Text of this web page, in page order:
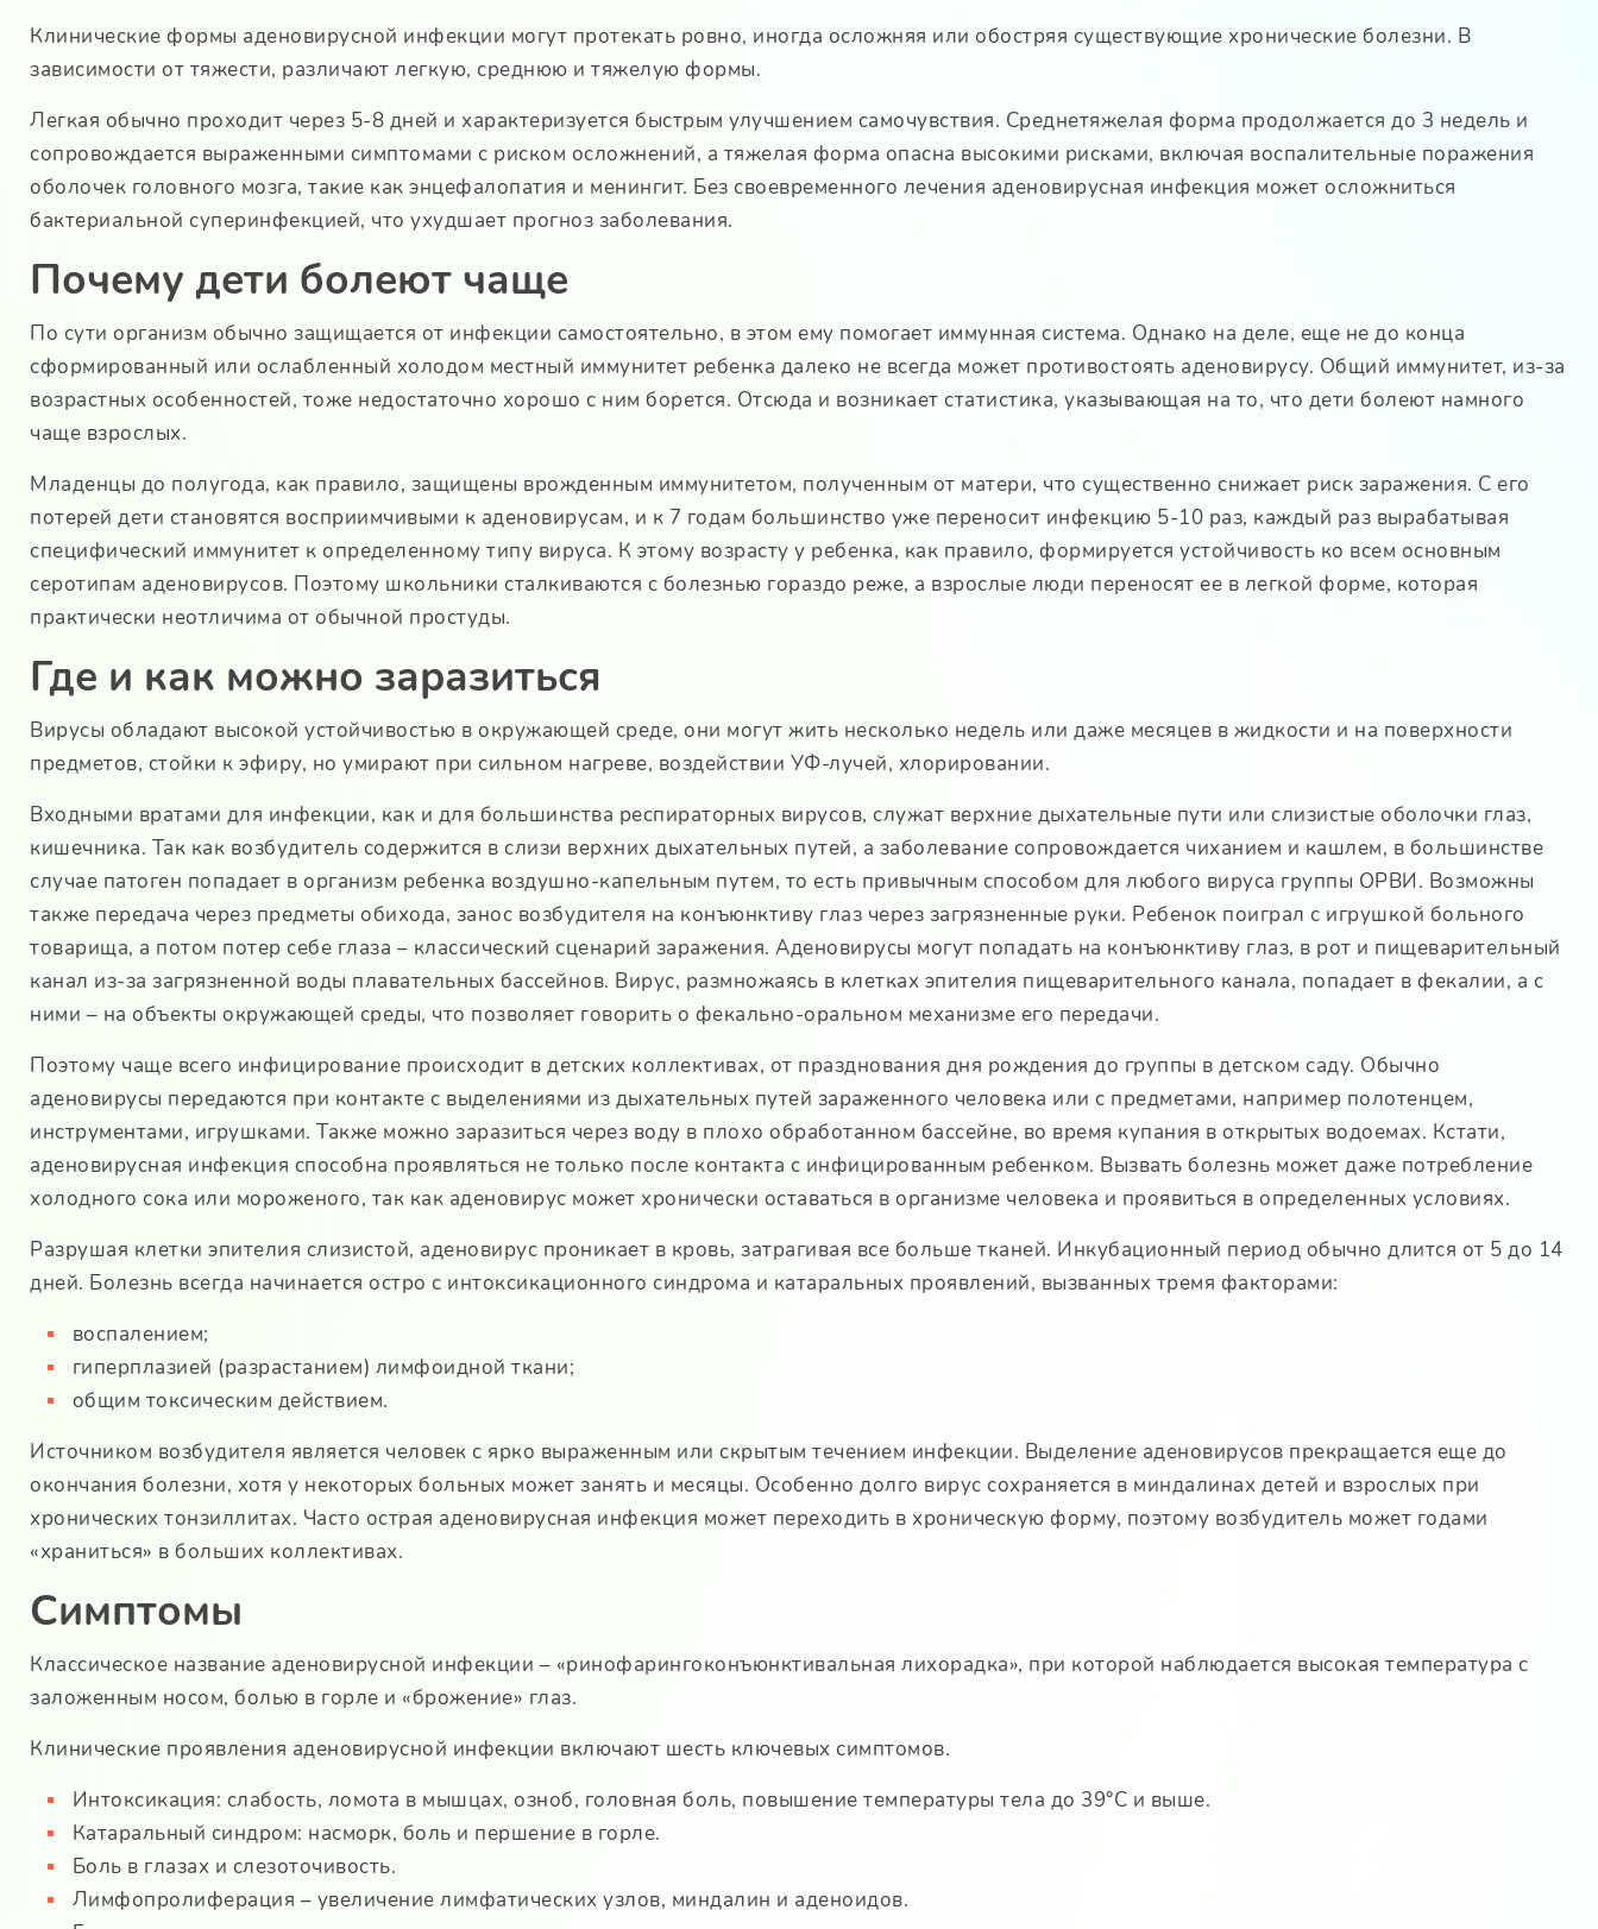
Клинические формы аденовирусной инфекции могут протекать ровно, иногда осложняя или обостряя существующие хронические болезни. В
зависимости от тяжести, различают легкую, среднюю и тяжелую формы.
Легкая обычно проходит через 5-8 дней и характеризуется быстрым улучшением самочувствия. Среднетяжелая форма продолжается до 3 недель и
сопровождается выраженными симптомами с риском осложнений, а тяжелая форма опасна высокими рисками, включая воспалительные поражения
оболочек головного мозга, такие как энцефалопатия и менингит. Без своевременного лечения аденовирусная инфекция может осложниться
бактериальной суперинфекцией, что ухудшает прогноз заболевания.
Почему дети болеют чаще
По сути организм обычно защищается от инфекции самостоятельно, в этом ему помогает иммунная система. Однако на деле, еще не до конца
сформированный или ослабленный холодом местный иммунитет ребенка далеко не всегда может противостоять аденовирусу. Общий иммунитет, из-за
возрастных особенностей, тоже недостаточно хорошо с ним борется. Отсюда и возникает статистика, указывающая на то, что дети болеют намного
чаще взрослых.
Младенцы до полугода, как правило, защищены врожденным иммунитетом, полученным от матери, что существенно снижает риск заражения. С его
потерей дети становятся восприимчивыми к аденовирусам, и к 7 годам большинство уже переносит инфекцию 5-10 раз, каждый раз вырабатывая
специфический иммунитет к определенному типу вируса. К этому возрасту у ребенка, как правило, формируется устойчивость ко всем основным
серотипам аденовирусов. Поэтому школьники сталкиваются с болезнью гораздо реже, а взрослые люди переносят ее в легкой форме, которая
практически неотличима от обычной простуды.
Где и как можно заразиться
Вирусы обладают высокой устойчивостью в окружающей среде, они могут жить несколько недель или даже месяцев в жидкости и на поверхности
предметов, стойки к эфиру, но умирают при сильном нагреве, воздействии УФ-лучей, хлорировании.
Входными вратами для инфекции, как и для большинства респираторных вирусов, служат верхние дыхательные пути или слизистые оболочки глаз,
кишечника. Так как возбудитель содержится в слизи верхних дыхательных путей, а заболевание сопровождается чиханием и кашлем, в большинстве
случае патоген попадает в организм ребенка воздушно-капельным путем, то есть привычным способом для любого вируса группы ОРВИ. Возможны
также передача через предметы обихода, занос возбудителя на конъюнктиву глаз через загрязненные руки. Ребенок поиграл с игрушкой больного
товарища, а потом потер себе глаза – классический сценарий заражения. Аденовирусы могут попадать на конъюнктиву глаз, в рот и пищеварительный
канал из-за загрязненной воды плавательных бассейнов. Вирус, размножаясь в клетках эпителия пищеварительного канала, попадает в фекалии, а с
ними – на объекты окружающей среды, что позволяет говорить о фекально-оральном механизме его передачи.
Поэтому чаще всего инфицирование происходит в детских коллективах, от празднования дня рождения до группы в детском саду. Обычно
аденовирусы передаются при контакте с выделениями из дыхательных путей зараженного человека или с предметами, например полотенцем,
инструментами, игрушками. Также можно заразиться через воду в плохо обработанном бассейне, во время купания в открытых водоемах. Кстати,
аденовирусная инфекция способна проявляться не только после контакта с инфицированным ребенком. Вызвать болезнь может даже потребление
холодного сока или мороженого, так как аденовирус может хронически оставаться в организме человека и проявиться в определенных условиях.
Разрушая клетки эпителия слизистой, аденовирус проникает в кровь, затрагивая все больше тканей. Инкубационный период обычно длится от 5 до 14
дней. Болезнь всегда начинается остро с интоксикационного синдрома и катаральных проявлений, вызванных тремя факторами:
воспалением;
гиперплазией (разрастанием) лимфоидной ткани;
общим токсическим действием.
Источником возбудителя является человек с ярко выраженным или скрытым течением инфекции. Выделение аденовирусов прекращается еще до
окончания болезни, хотя у некоторых больных может занять и месяцы. Особенно долго вирус сохраняется в миндалинах детей и взрослых при
хронических тонзиллитах. Часто острая аденовирусная инфекция может переходить в хроническую форму, поэтому возбудитель может годами
«храниться» в больших коллективах.
Симптомы
Классическое название аденовирусной инфекции – «ринофарингоконъюнктивальная лихорадка», при которой наблюдается высокая температура с
заложенным носом, болью в горле и «брожение» глаз.
Клинические проявления аденовирусной инфекции включают шесть ключевых симптомов.
Интоксикация: слабость, ломота в мышцах, озноб, головная боль, повышение температуры тела до 39°С и выше.
Катаральный синдром: насморк, боль и першение в горле.
Боль в глазах и слезоточивость.
Лимфопролиферация – увеличение лимфатических узлов, миндалин и аденоидов.